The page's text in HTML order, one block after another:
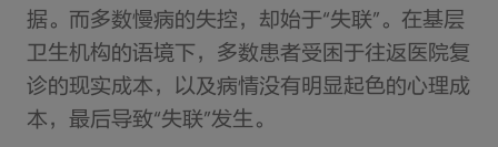
据。而多数慢病的失控，却始于“失联”。在基层
卫生机构的语境下，多数患者受困于往返医院复
诊的现实成本，以及病情没有明显起色的心理成
本，最后导致“失联”发生。